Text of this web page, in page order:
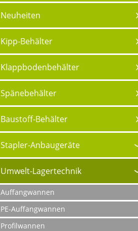
Neuheiten
Kipp-Behälter
Klappbodenbehälter
Spänebehälter
Baustoff-Behälter
Stapler-Anbaugeräte
Umwelt-Lagertechnik
Auffangwannen
PE-Auffangwannen
Profilwannen